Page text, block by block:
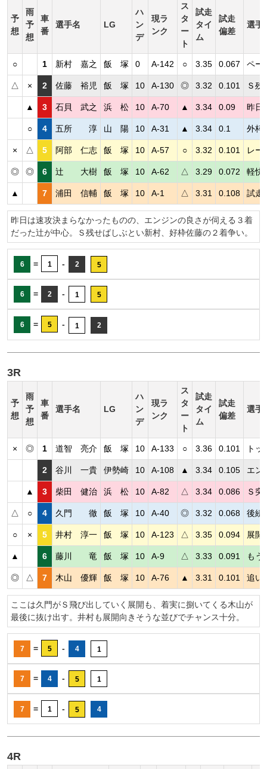
予
想
雨
予
想
車
番
選手名 LG
ハ
ン
デ
現ラ
ンク
ス
タ
ー
ト
試走
タイ
ム
試走
偏差
選手
○ 1 新村 嘉之 飯 塚 0 A-142 ○ 3.35 0.067 ペー
△ × 2 佐藤 裕児 飯 塚 10 A-130 ◎ 3.32 0.101 Ｓ残
▲ 3 石貝 武之 浜 松 10 A-70 ▲ 3.34 0.09 昨日
○ 4 五所 淳 山 陽 10 A-31 ▲ 3.34 0.1 外枠
× △ 5 阿部 仁志 飯 塚 10 A-57 ○ 3.32 0.101 レー
◎ ◎ 6 辻 大樹 飯 塚 10 A-62 △ 3.29 0.072 軽快
▲ 7 浦田 信輔 飯 塚 10 A-1 △ 3.31 0.108 試走
昨日は速攻決まらなかったものの、エンジンの良さが伺える３着
だった辻が中心。Ｓ残せばしぶとい新村、好枠佐藤の２着争い。
6 = 1 - 2 5
6 = 2 - 1 5
6 = 5 - 1 2
3R
予
想
雨
予
想
車
番
選手名 LG
ハ
ン
デ
現ラ
ンク
ス
タ
ー
ト
試走
タイ
ム
試走
偏差
選手
× ◎ 1 道智 亮介 飯 塚 10 A-133 ○ 3.36 0.101 ト
2 谷川 一貴 伊勢崎 10 A-108 ▲ 3.34 0.105 エン
▲ 3 柴田 健治 浜 松 10 A-82 △ 3.34 0.086 Ｓ突
△ ○ 4 久門 徹 飯 塚 10 A-40 ◎ 3.32 0.068 後続
○ × 5 井村 淳一 飯 塚 10 A-123 △ 3.35 0.094 展開
▲ 6 藤川 竜 飯 塚 10 A-9 △ 3.33 0.091 もう
◎ △ 7 木山 優輝 飯 塚 10 A-76 ▲ 3.31 0.101 追い
ここは久門がＳ飛び出していく展開も、着実に捌いてくる木山が
最後に抜け出す。井村も展開向きそうな並びでチャンス十分。
7 = 5 - 4 1
7 = 4 - 5 1
7 = 1 - 5 4
4R